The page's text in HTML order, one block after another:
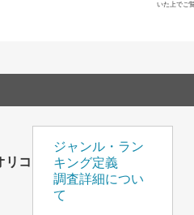
いた上でご
リコ
ジャンル・ラン
キング定義
調査詳細につい
て